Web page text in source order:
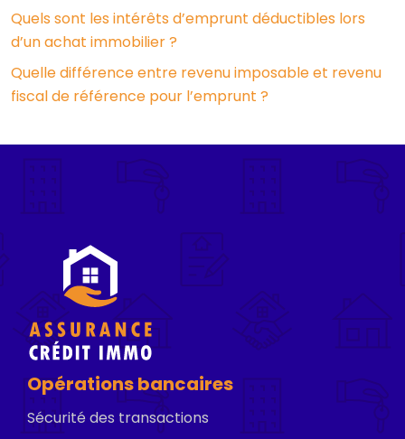
Quels sont les intérêts d’emprunt déductibles lors
d’un achat immobilier ?
Quelle différence entre revenu imposable et revenu
fiscal de référence pour l’emprunt ?
Opérations bancaires
Sécurité des transactions